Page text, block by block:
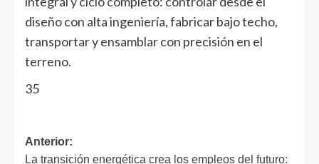
diseño con alta ingeniería, fabricar bajo techo,
transportar y ensamblar con precisión en el
terreno.
35
Anterior:
La transición energética crea los empleos del futuro: